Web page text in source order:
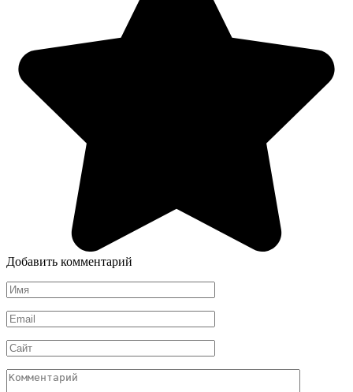
Добавить комментарий
Имя
*
Email
*
Сайт
Комментарий